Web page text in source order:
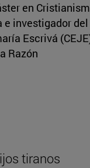
en
e investigador del
Escrivá
Razón
tiranos